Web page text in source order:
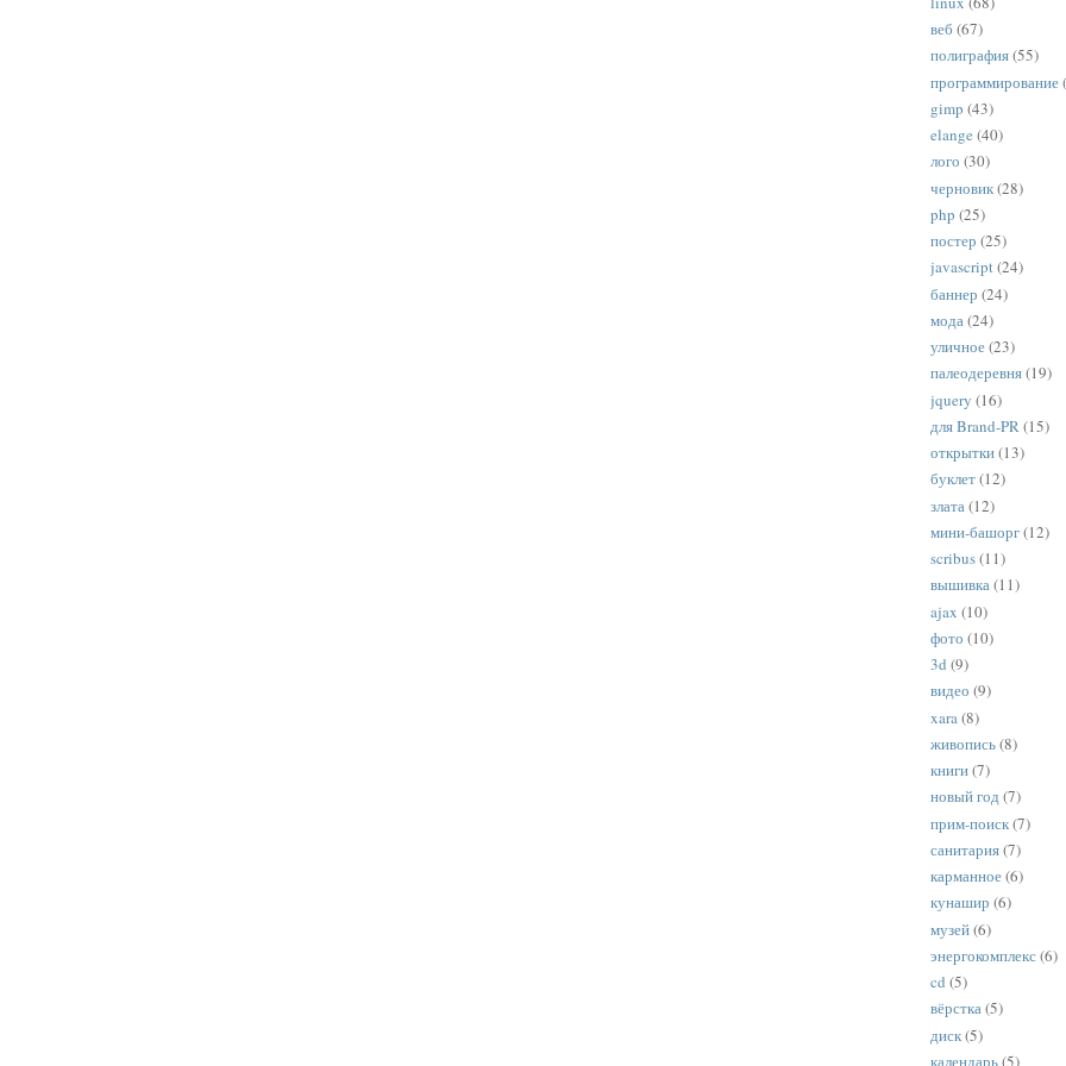
веб (67)
полиграфия(55)
программирование
gimp (43)
elange (40)
лого (30)
черновик(28)
php (25)
постер (25)
javascript(24)
баннер (24)
мода(24)
уличное(23)
палеодеревня(19)
jquery (16)
для Brand-PR(15)
открытки(13)
буклет(12)
злата(12)
мини-башорг(12)
scribus(11)
вышивка(11)
ajax (10)
фото (10)
3d (9)
видео (9)
xara(8)
живопись(8)
книги(7)
новый год (7)
прим-поиск(7)
санитария(7)
карманное(6)
кунашир (6)
музей(6)
энергокомплекс(6)
cd (5)
вёрстка(5)
диск(5)
календарь(5)